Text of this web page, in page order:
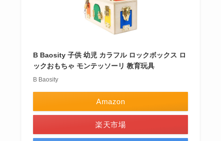
B Baosity 子供 幼児 カラフル ロックボックス ロ
ックおもちゃ モンテッソーリ 教育玩具
B Baosity
Amazon
楽天市場